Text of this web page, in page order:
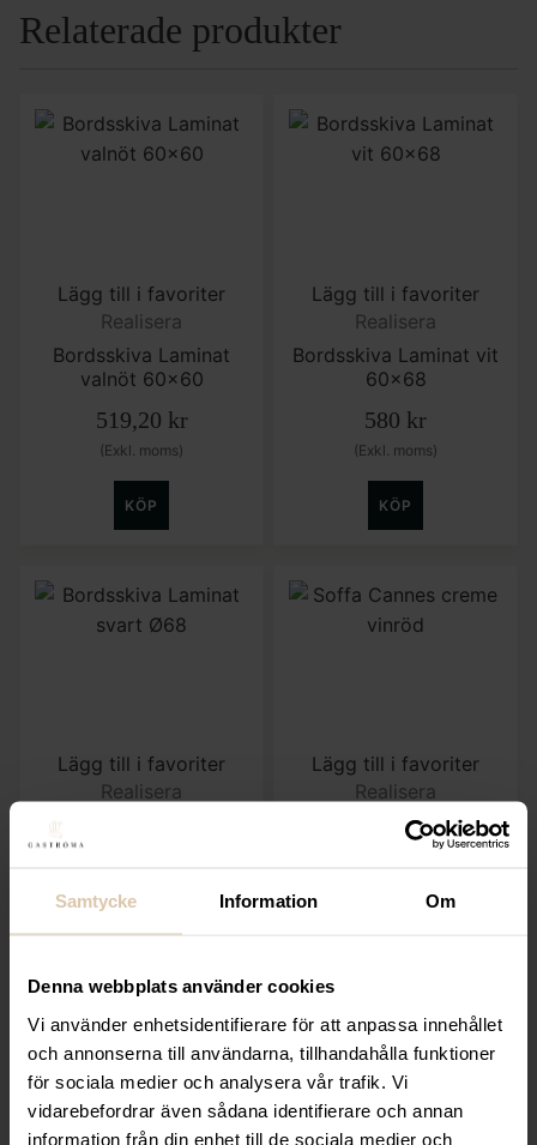
Samtycke Information Om
Denna webbplats använder cookies
Vi använder enhetsidentifierare för att anpassa innehållet
och annonserna till användarna, tillhandahålla funktioner
för sociala medier och analysera vår trafik. Vi
vidarebefordrar även sådana identifierare och annan
information från din enhet till de sociala medier och
Relaterade produkter
Lägg till i favoriter
Realisera
Bordsskiva Laminat
valnöt 60×60
519,20 kr
(Exkl. moms)
KÖP
Lägg till i favoriter
Realisera
Bordsskiva Laminat vit
60×68
580 kr
(Exkl. moms)
KÖP
Lägg till i favoriter
Realisera
Bordsskiva Laminat
719,20
KÖP
Lägg till i favoriter
Realisera
Soffa Cannes creme
kr